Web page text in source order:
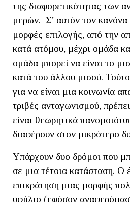
της διαφορετικότητας των
μερών. Σ’ αυτόν τον
μορφές επιλογής, από την
κατά ατόμου, μέχρι ομάδα
ομάδα μπορεί να είναι το
κατά του άλλου μισού.
για να είναι μια κοινωνία
τριβές ανταγωνισμού,
είναι θεωρητικά
διαφέρουν στον μικρότερο
Υπάρχουν δυο δρόμοι που
σε μια τέτοια κατάσταση. Ο
επικράτηση μιας μορφής
υφήλιο (εφόσον